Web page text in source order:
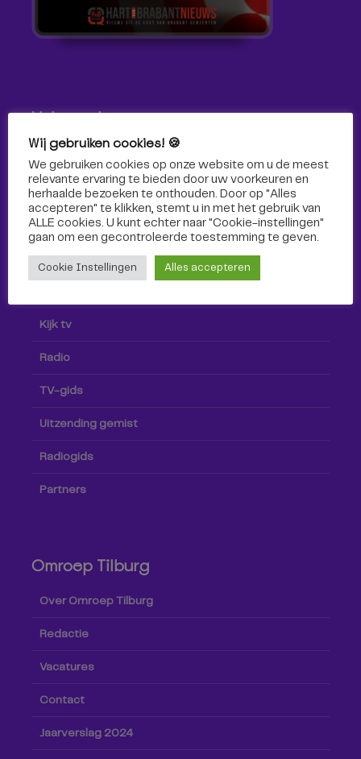
Volg ons!
Volg Omroep Tilburg niet alleen hier, maar ook via social
media!
Kijk tv
Radio
TV-gids
Uitzending gemist
Radiogids
Partners
Omroep Tilburg
Over Omroep Tilburg
Redactie
Vacatures
Contact
Jaarverslag 2024
Wij gebruiken cookies! 🍪
We gebruiken cookies op onze website om u de meest
relevante ervaring te bieden door uw voorkeuren en
herhaalde bezoeken te onthouden. Door op "Alles
accepteren" te klikken, stemt u in met het gebruik van
ALLE cookies. U kunt echter naar "Cookie-instellingen"
gaan om een ​​gecontroleerde toestemming te geven.
Cookie Instellingen Alles accepteren